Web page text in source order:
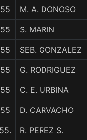
55 M. A. DONOSO
55 S. MARIN
55 SEB. GONZALEZ
55 G. RODRIGUEZ
55 C. E. URBINA
55 D. CARVACHO
55. R. PEREZ S.